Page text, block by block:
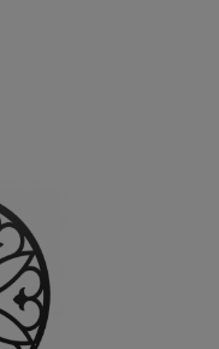
wnętrzu dzięki
rozety góralskiej